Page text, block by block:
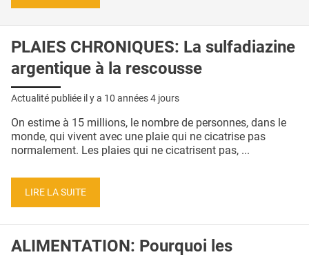
PLAIES CHRONIQUES: La sulfadiazine
argentique à la rescousse
Actualité publiée il y a 10 années 4 jours
On estime à 15 millions, le nombre de personnes, dans le
monde, qui vivent avec une plaie qui ne cicatrise pas
normalement. Les plaies qui ne cicatrisent pas, ...
LIRE LA SUITE
ALIMENTATION: Pourquoi les